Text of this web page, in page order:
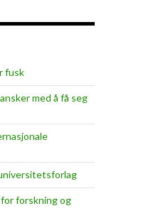
fusk
med å få seg
forskning og